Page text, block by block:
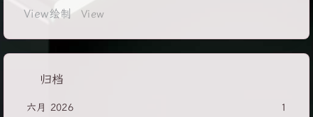
View绘制 View
归档
六月 2026
1